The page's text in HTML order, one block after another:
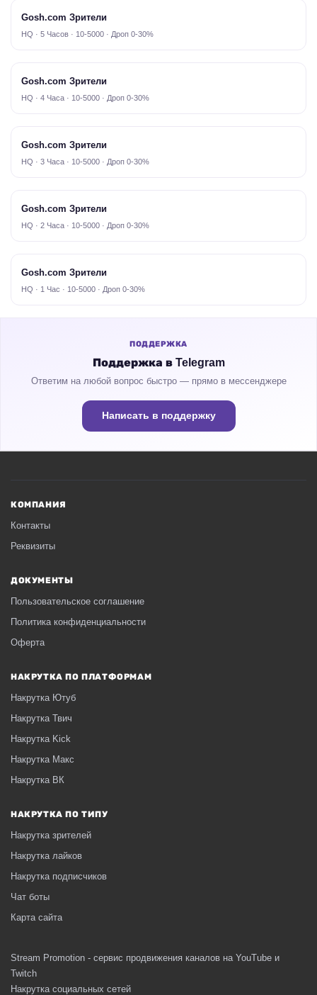
Gosh.com Зрители
HQ · 5 Часов · 10-5000 · Дроп 0-30%
Gosh.com Зрители
HQ · 4 Часа · 10-5000 · Дроп 0-30%
Gosh.com Зрители
HQ · 3 Часа · 10-5000 · Дроп 0-30%
Gosh.com Зрители
HQ · 2 Часа · 10-5000 · Дроп 0-30%
Gosh.com Зрители
HQ · 1 Час · 10-5000 · Дроп 0-30%
ПОДДЕРЖКА
Поддержка в Telegram
Ответим на любой вопрос быстро — прямо в мессенджере
Написать в поддержку
КОМПАНИЯ
Контакты
Реквизиты
ДОКУМЕНТЫ
Пользовательское соглашение
Политика конфиденциальности
Оферта
НАКРУТКА ПО ПЛАТФОРМАМ
Накрутка Ютуб
Накрутка Твич
Накрутка Kick
Накрутка Макс
Накрутка ВК
НАКРУТКА ПО ТИПУ
Накрутка зрителей
Накрутка лайков
Накрутка подписчиков
Чат боты
Карта сайта
Stream Promotion - сервис продвижения каналов на YouTube и
Twitch
Накрутка социальных сетей